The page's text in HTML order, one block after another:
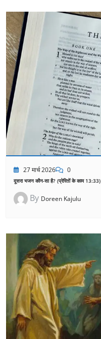
27 मार्च 2026 0
दूसरा भजन कौन-सा है? (प्रेरितों के काम 13:33)
By Doreen Kajulu